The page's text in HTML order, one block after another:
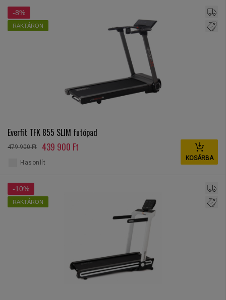
-8%
RAKTÁRON
Everfit TFK 855 SLIM futópad
479 900 Ft 439 900 Ft
KOSÁRBA
Hasonlít
-10%
RAKTÁRON